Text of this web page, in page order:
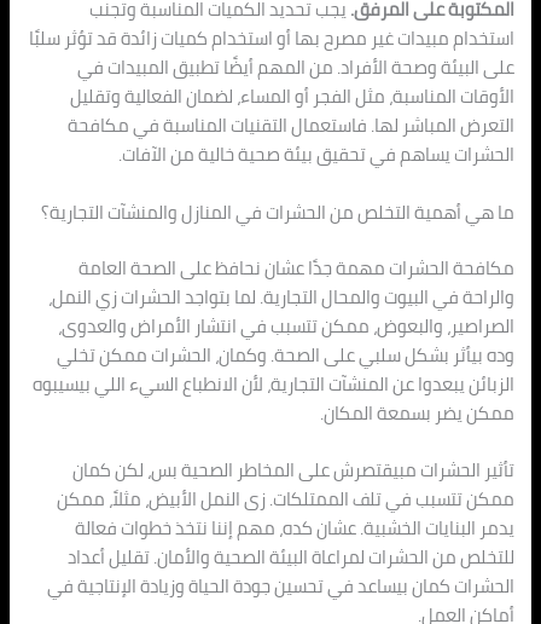
المكتوبة على المرفق.يجب تحديد الكميات المناسبة وتجنب
استخدام مبيدات غير مصرح بها أو استخدام كميات زائدة قد تؤثر سلبًا
على البيئة وصحة الأفراد. من المهم أيضًا تطبيق المبيدات في
الأوقات المناسبة، مثل الفجر أو المساء، لضمان الفعالية وتقليل
التعرض المباشر لها. فاستعمال التقنيات المناسبة في مكافحة
الحشرات يساهم في تحقيق بيئة صحية خالية من الآفات.
ما هي أهمية التخلص من الحشرات في المنازل والمنشآت التجارية؟
مكافحة الحشرات مهمة جدًا عشان نحافظ على الصحة العامة
والراحة في البيوت والمحال التجارية. لما بتواجد الحشرات زي النمل،
الصراصير، والبعوض، ممكن تتسبب في انتشار الأمراض والعدوى،
وده بيأثر بشكل سلبي على الصحة. وكمان، الحشرات ممكن تخلي
الزبائن يبعدوا عن المنشآت التجارية، لأن الانطباع السيء اللي بيسيبوه
ممكن يضر بسمعة المكان.
تأثير الحشرات مبيقتصرش على المخاطر الصحية بس، لكن كمان
ممكن تتسبب في تلف الممتلكات. زى النمل الأبيض، مثلاً، ممكن
يدمر البنايات الخشبية. عشان كده، مهم إننا نتخذ خطوات فعالة
للتخلص من الحشرات لمراعاة البيئة الصحية والأمان. تقليل أعداد
الحشرات كمان بيساعد في تحسين جودة الحياة وزيادة الإنتاجية في
أماكن العمل.